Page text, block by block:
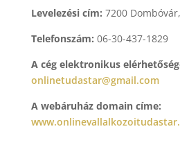
Levelezési cím: 7200
Telefonszám: 06-30-437-1829
A cég elektronikus
onlinetudastar@gmail.com
A webáruház domain címe: